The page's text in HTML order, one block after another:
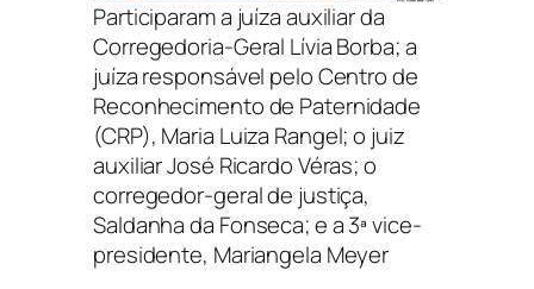
Participaram a juíza auxiliar da
Corregedoria-Geral Lívia Borba; a
juíza responsável pelo Centro de
Reconhecimento de Paternidade
(CRP), Maria Luiza Rangel; o juiz
auxiliar José Ricardo Véras; o
corregedor-geral de justiça,
Saldanha da Fonseca; e a 3ª vice-
presidente, Mariangela Meyer